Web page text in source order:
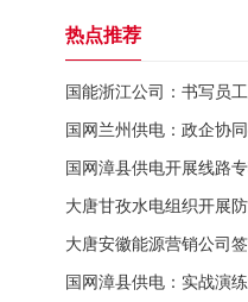
热点推荐
国能浙江公司：书写员
国网兰州供电：政企协
国网漳县供电开展线路
大唐甘孜水电组织开展
大唐安徽能源营销公司
国网漳县供电：实战演